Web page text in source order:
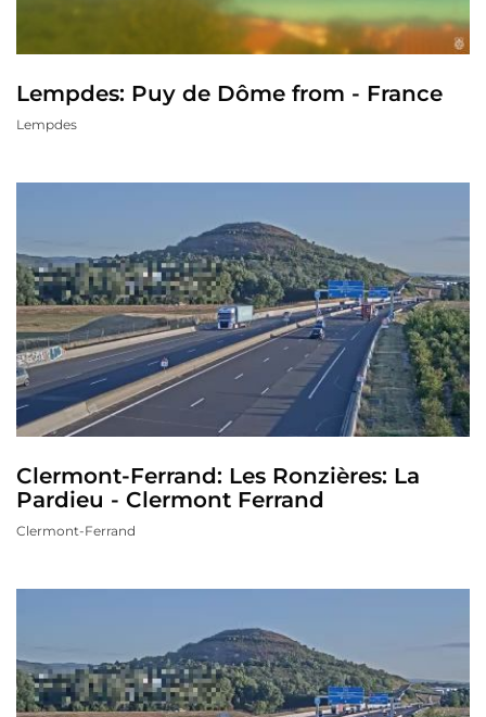
Lempdes: Puy de Dôme from - France
Lempdes
Clermont-Ferrand: Les Ronzières: La
Pardieu - Clermont Ferrand
Clermont-Ferrand